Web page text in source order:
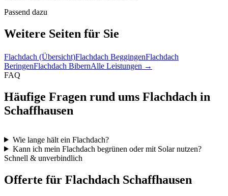
Passend dazu
Weitere Seiten für Sie
Flachdach (Übersicht)Flachdach BeggingenFlachdach
BeringenFlachdach BibernAlle Leistungen →
FAQ
Häufige Fragen rund ums Flachdach in
Schaffhausen
Wie lange hält ein Flachdach?
Kann ich mein Flachdach begrünen oder mit Solar nutzen?
Schnell & unverbindlich
Offerte für Flachdach Schaffhausen